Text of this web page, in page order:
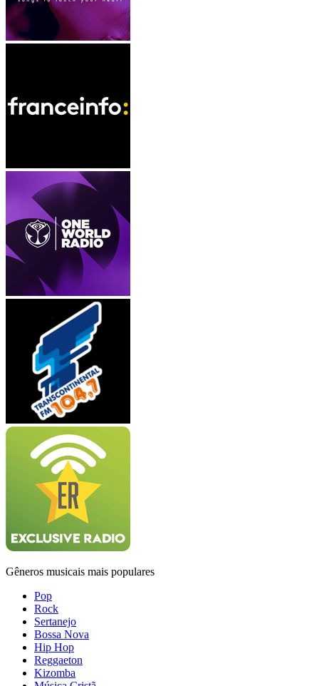
Gêneros musicais mais populares
Pop
Rock
Sertanejo
Bossa Nova
Hip Hop
Reggaeton
Kizomba